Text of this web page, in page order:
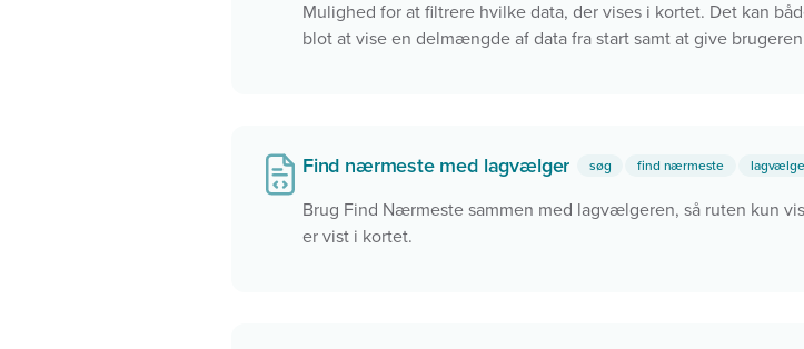
Mulighed for at filtrere hvilke data, der vises i kortet. Det kan
blot at vise en delmængde af data fra start samt at give
Find nærmeste med lagvælger søg find nærmeste
Brug Find Nærmeste sammen med lagvælgeren, så ruten kun
er vist i kortet.